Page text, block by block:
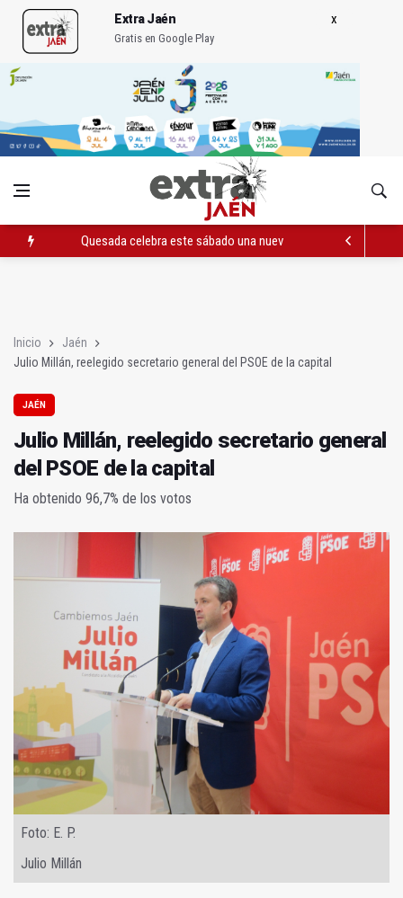
Extra Jaén
Gratis en Google Play
Quesada celebra este sábado una nueva jornada de Orgullo
Inicio
Jaén
Julio Millán, reelegido secretario general del PSOE de la capital
JAÉN
Julio Millán, reelegido secretario general
del PSOE de la capital
Ha obtenido 96,7% de los votos
Foto: E. P.
Julio Millán